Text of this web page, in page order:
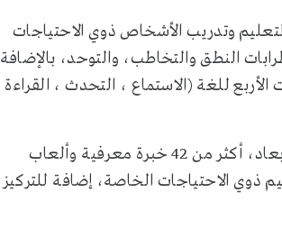
وتدريب الأشخاص ذوي الاحتياجات
النطق والتخاطب، والتوحد، بالإضافة
للغة (الاستماع ، التحدث ، القراءة
ويتضمن التطبيق الذي يعد تطبيقا تعليمياً وترفيهياً ويقدم بتقنية ثلاثية الأبعاد، أكثر من 42 خبرة معرفية وألعاب
ذوي الاحتياجات الخاصة، إضافة للتركيز